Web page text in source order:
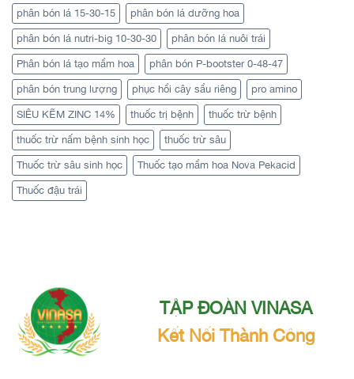
phân bón lá 15-30-15 phân bón lá dưỡng hoa
phân bón lá nutri-big 10-30-30 phân bón lá nuôi trái
Phân bón lá tạo mầm hoa phân bón P-bootster 0-48-47
phân bón trung lượng phục hồi cây sầu riêng pro amino
SIÊU KẼM ZINC 14% thuốc trị bệnh thuốc trừ bệnh
thuốc trừ nấm bệnh sinh học thuốc trừ sâu
Thuốc trừ sâu sinh học Thuốc tạo mầm hoa Nova Pekacid
Thuốc đậu trái
TẬP ĐOÀN VINASA
Kết Nối Thành Công